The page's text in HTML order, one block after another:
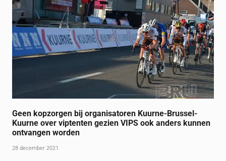
Geen kopzorgen bij organisatoren Kuurne-Brussel-
Kuurne over viptenten gezien VIPS ook anders kunnen
ontvangen worden
28 december 2021